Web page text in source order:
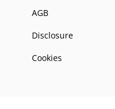
AGB
Disclosure
Cookies